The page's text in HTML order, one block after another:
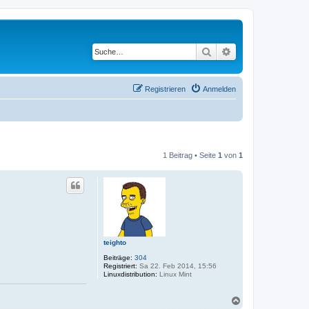
Suche
Anmelden
Registrieren
1 Beitrag • Seite 1 von 1
teighto
Beiträge: 304
Registriert: Sa 22. Feb 2014, 15:56
Linuxdistribution: Linux Mint